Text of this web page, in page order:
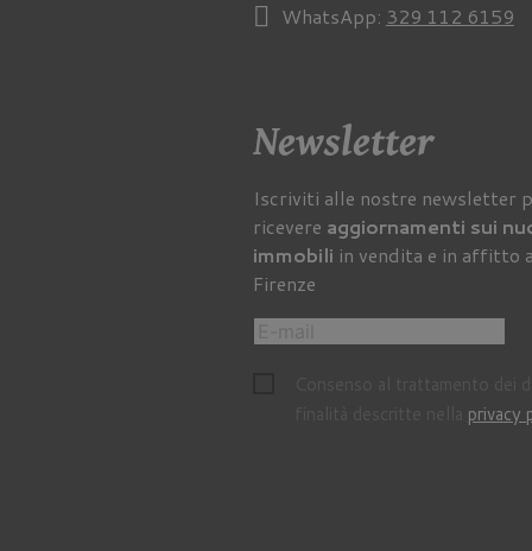
WhatsApp: 329 112 6159
Newsletter
Iscriviti alle nostre newsletter
ricevere aggiornamenti sui
immobili in vendita e in affitto a
Firenze
privacy